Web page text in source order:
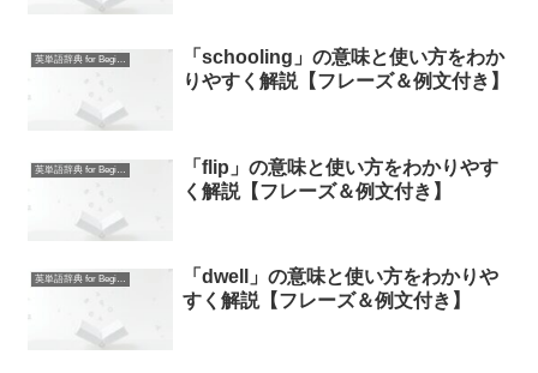
英単語辞典 for Beginners
「schooling」の意味と使い方をわか
りやすく解説【フレーズ＆例文付き】
英単語辞典 for Beginners
「flip」の意味と使い方をわかりやす
く解説【フレーズ＆例文付き】
英単語辞典 for Beginners
「dwell」の意味と使い方をわかりや
すく解説【フレーズ＆例文付き】